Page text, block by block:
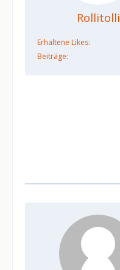
Rollitolli
Erhaltene Likes
Beiträge